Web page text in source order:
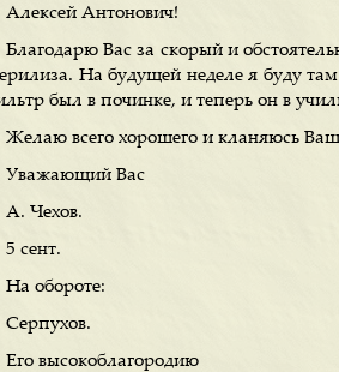
Алексей Антонович!
Благодарю Вас за скорый и
На будущей неделе я буду там
был в починке, и теперь он в
Желаю всего хорошего и кланяюсь
Уважающий Вас
А. Чехов.
5 сент.
На обороте:
Серпухов.
Его высокоблагородию